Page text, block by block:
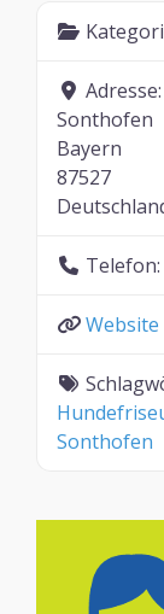
Adresse:
Sonthofen
Bayern
87527
Telefon:
Website
Sonthofen